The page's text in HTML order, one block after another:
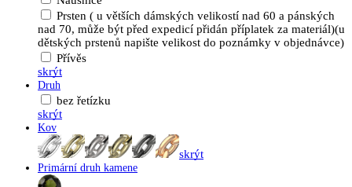
Prsten ( u větších dámských velikostí nad 60 a pánských
nad 70, může být před expedicí přidán příplatek za materiál)(u
dětských prstenů napište velikost do poznámky v objednávce)
Přívěs
skrýt
Druh
bez řetízku
skrýt
Kov
skrýt
Primární druh kamene